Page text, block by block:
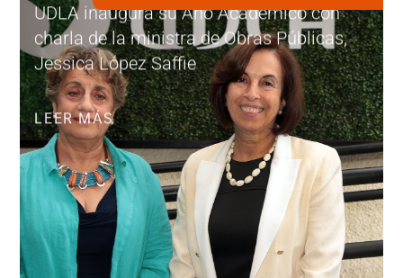
UDLA inaugura su Año Académico con
charla de la ministra de Obras Públicas,
Jessica López Saffie
LEER MÁS